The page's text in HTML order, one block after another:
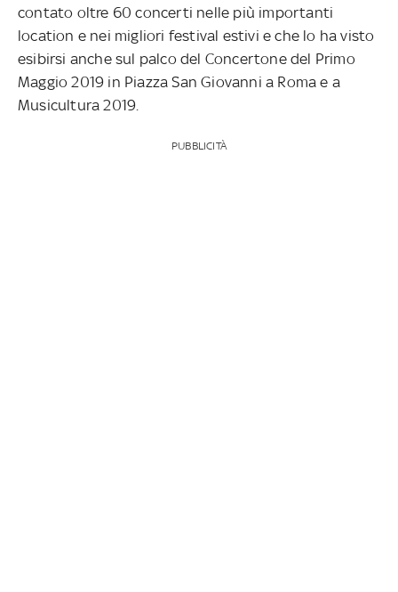
contato oltre 60 concerti nelle più importanti
location e nei migliori festival estivi e che lo ha visto
esibirsi anche sul palco del Concertone del Primo
Maggio 2019 in Piazza San Giovanni a Roma e a
Musicultura 2019.
PUBBLICITÀ